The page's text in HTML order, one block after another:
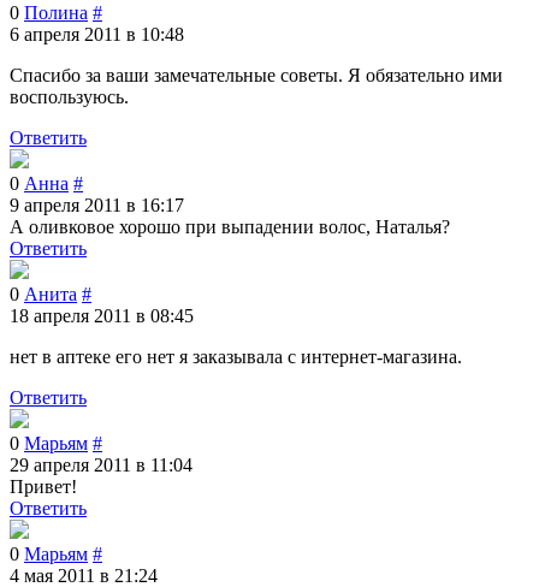
0 Полина #
6 апреля 2011 в 10:48
Спасибо за ваши замечательные советы. Я обязательно ими
воспользуюсь.
Ответить
0 Анна #
9 апреля 2011 в 16:17
А оливковое хорошо при выпадении волос, Наталья?
Ответить
0 Анита #
18 апреля 2011 в 08:45
нет в аптеке его нет я заказывала с интернет-магазина.
Ответить
0 Марьям #
29 апреля 2011 в 11:04
Привет!
Ответить
0 Марьям #
4 мая 2011 в 21:24